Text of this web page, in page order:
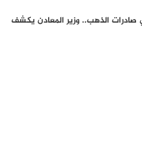
صادرات الذهب.. وزير المعادن يكشف